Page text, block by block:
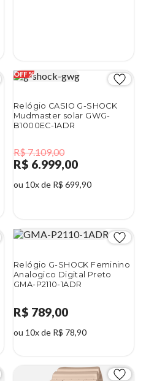
Relógio CASIO G-SHOCK
Mudmaster solar GWG-
B1000EC-1ADR
R$ 7.109,00
R$ 6.999,00
ou 10x de R$ 699,90
Relógio G-SHOCK Feminino
Analogico Digital Preto
GMA-P2110-1ADR
R$ 789,00
ou 10x de R$ 78,90